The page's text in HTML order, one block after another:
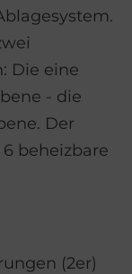
Die eine
- die
Der
beheizbare
(2er)